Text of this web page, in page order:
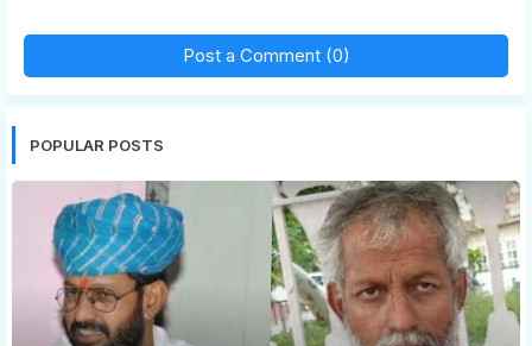
Post a Comment (0)
POPULAR POSTS